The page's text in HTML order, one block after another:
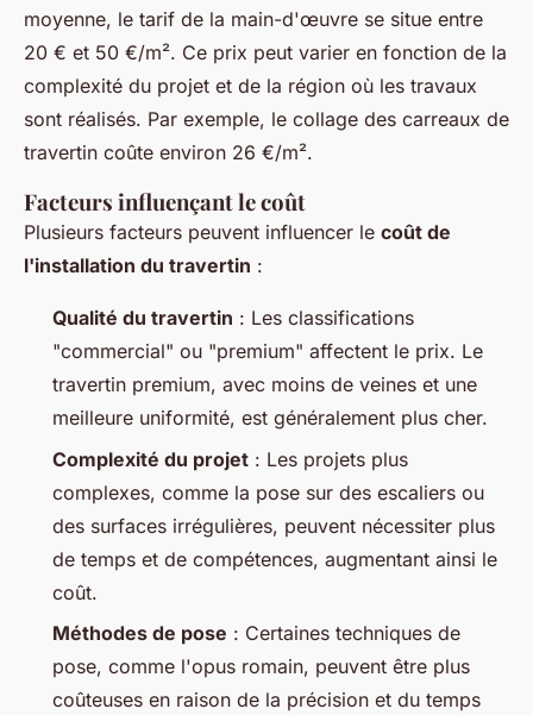
moyenne, le tarif de la main-d'œuvre se situe entre
20 € et 50 €/m². Ce prix peut varier en fonction de la
complexité du projet et de la région où les travaux
sont réalisés. Par exemple, le collage des carreaux de
travertin coûte environ 26 €/m².
Facteurs influençant le coût
Plusieurs facteurs peuvent influencer le coût de
l'installation du travertin :
Qualité du travertin : Les classifications
"commercial" ou "premium" affectent le prix. Le
travertin premium, avec moins de veines et une
meilleure uniformité, est généralement plus cher.
Complexité du projet : Les projets plus
complexes, comme la pose sur des escaliers ou
des surfaces irrégulières, peuvent nécessiter plus
de temps et de compétences, augmentant ainsi le
coût.
Méthodes de pose : Certaines techniques de
pose, comme l'opus romain, peuvent être plus
coûteuses en raison de la précision et du temps